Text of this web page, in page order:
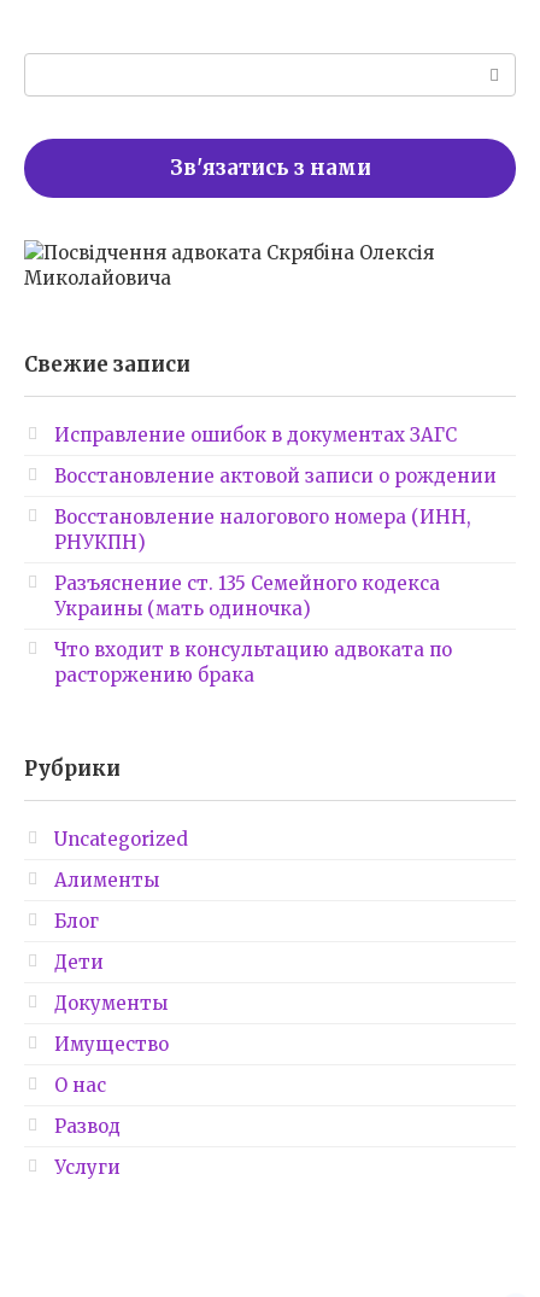
Зв'язатись з нами
Свежие записи
Исправление ошибок в документах ЗАГС
Восстановление актовой записи о рождении
Восстановление налогового номера (ИНН,
РНУКПН)
Разъяснение ст. 135 Семейного кодекса
Украины (мать одиночка)
Что входит в консультацию адвоката по
расторжению брака
Рубрики
Uncategorized
Алименты
Блог
Дети
Документы
Имущество
О нас
Развод
Услуги